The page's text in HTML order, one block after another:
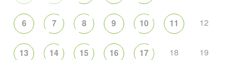
6 7 8 9 10 11 12
13 14 15 16 17 18 19